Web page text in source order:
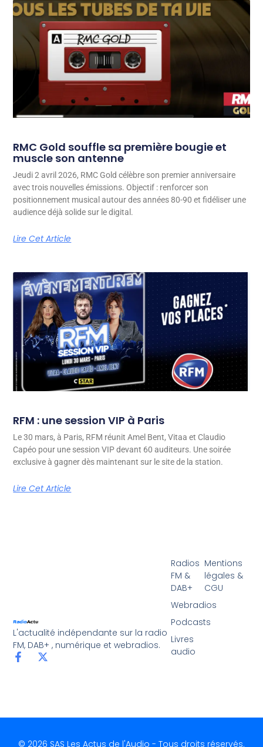
RMC Gold souffle sa première bougie et
muscle son antenne
Jeudi 2 avril 2026, RMC Gold célèbre son premier anniversaire
avec trois nouvelles émissions. Objectif : renforcer son
positionnement musical autour des années 80-90 et fidéliser une
audience déjà solide sur le digital.
Lire Cet Article
RFM : une session VIP à Paris
Le 30 mars, à Paris, RFM réunit Amel Bent, Vitaa et Claudio
Capéo pour une session VIP devant 60 auditeurs. Une soirée
exclusive à gagner dès maintenant sur le site de la station.
Lire Cet Article
L'actualité indépendante sur la radio
FM, DAB+ , numérique et webradios.
Radios
FM &
DAB+
Webradios
Podcasts
Livres
audio
Mentions
légales &
CGU
© 2026 SAS Les Actus de l'Audio - Tous droits réservés.